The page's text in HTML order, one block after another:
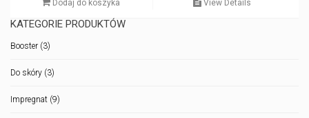
Dodaj do koszyka View Details
KATEGORIE PRODUKTÓW
Booster (3)
Do skóry (3)
Impregnat (9)